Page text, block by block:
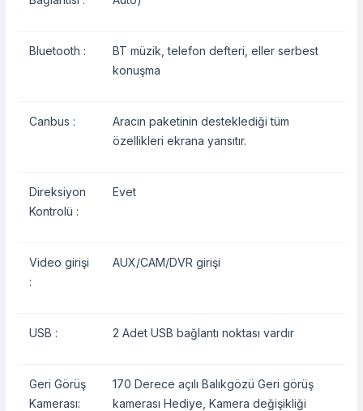
Bluetooth :
BT müzik, telefon defteri, eller serbest
konuşma
Canbus :
Aracın paketinin desteklediği tüm
özellikleri ekrana yansıtır.
Direksiyon
Kontrolü :
Evet
Video girişi
:
AUX/CAM/DVR girişi
USB : 2 Adet USB bağlantı noktası vardır
Geri Görüş
Kamerası:
170 Derece açılı Balıkgözü Geri görüş
kamerası Hediye, Kamera değişikliği